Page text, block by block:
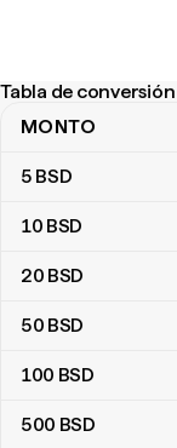
Tabla de
Tabla de
MONTO
5 BSD
10 BSD
20 BSD
50 BSD
100 BSD
500 BSD